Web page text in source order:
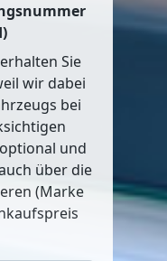
Sie
wir dabei
bei
und
über die
(Marke